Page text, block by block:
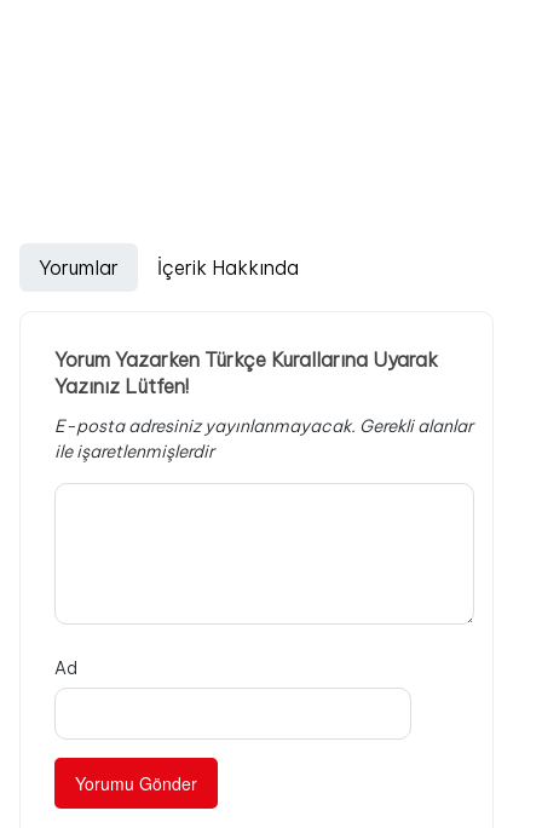
Yorumlar İçerik Hakkında
Yorum Yazarken Türkçe Kurallarına Uyarak
Yazınız Lütfen!
E-posta adresiniz yayınlanmayacak. Gerekli alanlar
ile işaretlenmişlerdir
Ad